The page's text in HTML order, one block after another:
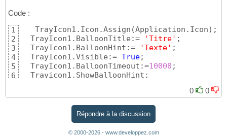
Code :
1
2
3
4
5
6
   TrayIcon1.Icon.Assign
(Application.Icon) ;
  TrayIcon1.BalloonTitle:=
'Titre' ;
  TrayIcon1.BalloonHint:=
'Texte' ;
  TrayIcon1.Visible:=
True;
  TrayIcon1.BalloonTimeout:=
10000 ;
  Trayicon1.ShowBalloonHint;
0 0
Répondre à la discussion
© 2000-2026 - www.developpez.com